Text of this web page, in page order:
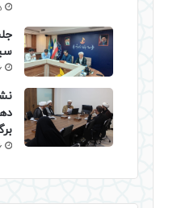
5
6
6